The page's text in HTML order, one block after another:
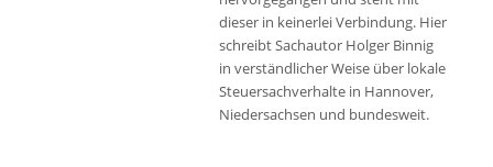
dieser in keinerlei Verbindung. Hier
schreibt Sachautor Holger Binnig
in verständlicher Weise über lokale
Steuersachverhalte in Hannover,
Niedersachsen und bundesweit.